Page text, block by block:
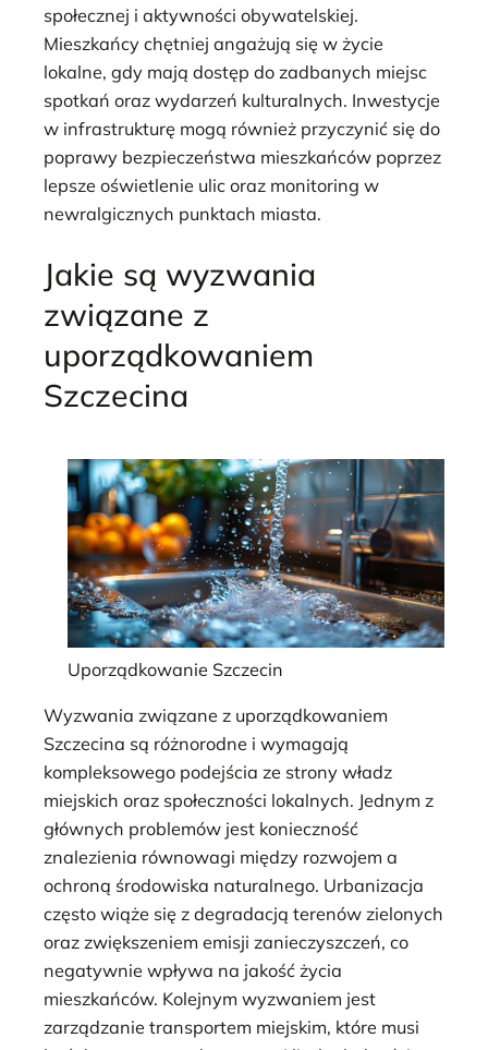
społecznej i aktywności obywatelskiej.
Mieszkańcy chętniej angażują się w życie
lokalne, gdy mają dostęp do zadbanych miejsc
spotkań oraz wydarzeń kulturalnych. Inwestycje
w infrastrukturę mogą również przyczynić się do
poprawy bezpieczeństwa mieszkańców poprzez
lepsze oświetlenie ulic oraz monitoring w
newralgicznych punktach miasta.
Jakie są wyzwania
związane z
uporządkowaniem
Szczecina
Uporządkowanie Szczecin
Wyzwania związane z uporządkowaniem
Szczecina są różnorodne i wymagają
kompleksowego podejścia ze strony władz
miejskich oraz społeczności lokalnych. Jednym z
głównych problemów jest konieczność
znalezienia równowagi między rozwojem a
ochroną środowiska naturalnego. Urbanizacja
często wiąże się z degradacją terenów zielonych
oraz zwiększeniem emisji zanieczyszczeń, co
negatywnie wpływa na jakość życia
mieszkańców. Kolejnym wyzwaniem jest
zarządzanie transportem miejskim, które musi